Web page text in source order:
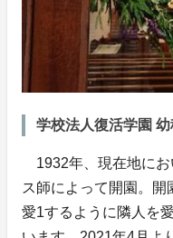
学校法人復活学園
1932年、現在地にお
ス師によって開園。
愛1するように隣人を